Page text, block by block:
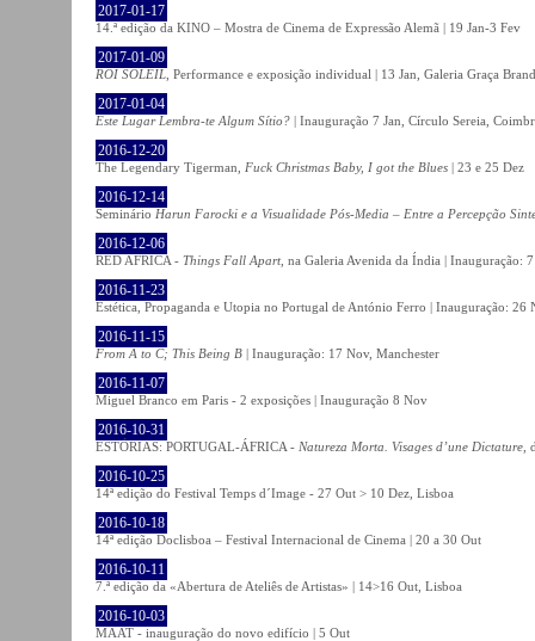
2017-01-17
14.ª edição da KINO – Mostra de Cinema de Expressão Alemã | 19 Jan-3 Fev
2017-01-09
ROI SOLEIL , Performance e exposição individual | 13 Jan, Galeria Graça
2017-01-04
Este Lugar Lembra-te Algum Sítio? | Inauguração 7 Jan, Círculo Sereia,
2016-12-20
The Legendary Tigerman, Fuck Christmas Baby, I got the Blues | 23 e 25 Dez
2016-12-14
Seminário Harun Farocki e a Visualidade Pós-Media – Entre a Percepção
2016-12-06
RED AFRICA - Things Fall Apart , na Galeria Avenida da Índia | Inauguração:
2016-11-23
Estética, Propaganda e Utopia no Portugal de António Ferro | Inauguração: 26
2016-11-15
From A to C; This Being B | Inauguração: 17 Nov, Manchester
2016-11-07
Miguel Branco em Paris - 2 exposições | Inauguração 8 Nov
2016-10-31
ESTÓRIAS: PORTUGAL-ÁFRICA - Natureza Morta. Visages d’une Dictature
2016-10-25
14ª edição do Festival Temps d´Image - 27 Out > 10 Dez, Lisboa
2016-10-18
14ª edição Doclisboa – Festival Internacional de Cinema | 20 a 30 Out
2016-10-11
7.ª edição da «Abertura de Ateliês de Artistas» | 14>16 Out, Lisboa
2016-10-03
MAAT - inauguração do novo edifício | 5 Out